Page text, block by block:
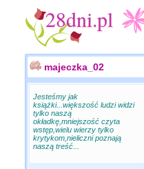
majeczka_02
Jesteśmy jak
książki...większość ludzi widzi
tylko naszą
okładkę,mniejszość czyta
wstęp,wielu wierzy tylko
krytykom,nieliczni poznają
naszą treść...